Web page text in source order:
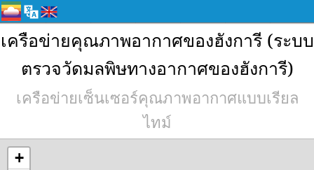
เครือข่ายคุณภาพอากาศของฮังการี (ระบบ
ตรวจวัดมลพิษทางอากาศของฮังการี)
เครือข่ายเซ็นเซอร์คุณภาพอากาศแบบเรียล
ไทม์
+